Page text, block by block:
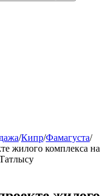
/Кипр/Фамагуста/
жилого комплекса на